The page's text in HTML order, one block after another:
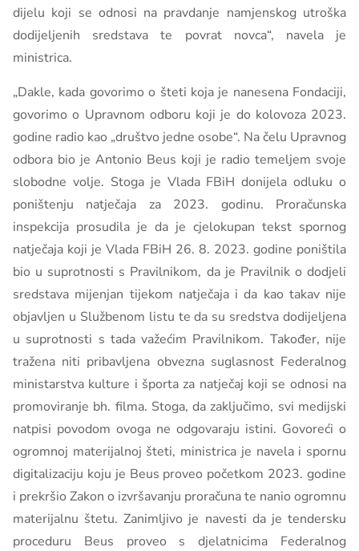
dijelu koji se odnosi na pravdanje namjenskog utroška
dodijeljenih sredstava te povrat novca“, navela je
ministrica.
„Dakle, kada govorimo o šteti koja je nanesena Fondaciji,
govorimo o Upravnom odboru koji je do kolovoza 2023.
godine radio kao „društvo jedne osobe“. Na čelu Upravnog
odbora bio je Antonio Beus koji je radio temeljem svoje
slobodne volje. Stoga je Vlada FBiH donijela odluku o
poništenju natječaja za 2023. godinu. Proračunska
inspekcija prosudila je da je cjelokupan tekst spornog
natječaja koji je Vlada FBiH 26. 8. 2023. godine poništila
bio u suprotnosti s Pravilnikom, da je Pravilnik o dodjeli
sredstava mijenjan tijekom natječaja i da kao takav nije
objavljen u Službenom listu te da su sredstva dodijeljena
u suprotnosti s tada važećim Pravilnikom. Također, nije
tražena niti pribavljena obvezna suglasnost Federalnog
ministarstva kulture i športa za natječaj koji se odnosi na
promoviranje bh. filma. Stoga, da zaključimo, svi medijski
natpisi povodom ovoga ne odgovaraju istini. Govoreći o
ogromnoj materijalnoj šteti, ministrica je navela i spornu
digitalizaciju koju je Beus proveo početkom 2023. godine
i prekršio Zakon o izvršavanju proračuna te nanio ogromnu
materijalnu štetu. Zanimljivo je navesti da je tendersku
proceduru Beus proveo s djelatnicima Federalnog